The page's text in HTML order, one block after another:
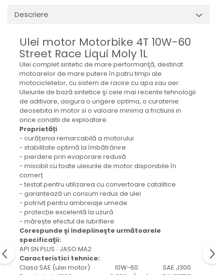
Hidraulica
Mecanica
Electropompa si motoare
electrice
Burdufuri si cilindri hidraulici
Role, bucsi si bolturi
BEHRENS
Bolturi - role - bucse
Burdufe si cilindri
Mecanice
Electrice
Hidraulice
Motoare electrice si pompe
SÖRENSEN
Mecanice
Electrice
Hidraulice
Cilindri hidraulici si burdufe
protectie
Descriere
Ulei motor Motorbike 4T 10W-60
Street Race Liqui Moly 1L
Ulei complet sintetic de mare performanţă, destinat
motoarelor de mare putere în patru timpi ale
motocicletelor, cu sistem de racire cu apa sau aer.
Uleiurile de bază sintetice şi cele mai recente tehnologii
de aditivare, asigura o ungere optima, o curatenie
deosebita in motor si o valoare minima a frictiunii in
orice conditii de exploatare.
Proprietăți
- curățenia remarcabilă a motorului
- stabilitate optimă la îmbătrânire
- pierdere prin evaporare redusă
- miscibil cu toate uleiurile de motor disponibile în
comerț
- testat pentru utilizarea cu convertoare catalitice
- garantează un consum redus de ulei
- potrivit pentru ambreiaje umede
- protecție excelentă la uzură
- mărește efectul de lubrifiere
Corespunde şi indeplineşte următoarele
specificaţii:
API SN PLUS ∙ JASO MA2
Caracteristici tehnice:
Clasa SAE (ulei motor) 10W-60 SAE J300